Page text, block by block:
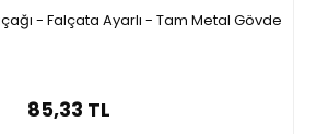
- Falçata Ayarlı - Tam Metal Gövde
85,33 TL